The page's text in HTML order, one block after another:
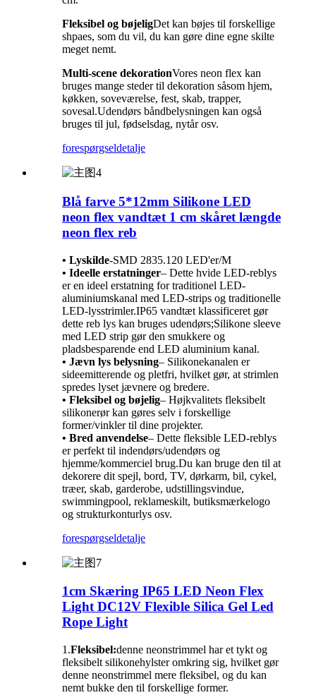
Fleksibel og bøjeligDet kan bøjes til forskellige
shpaes, som du vil, du kan gøre dine egne skilte
meget nemt.
Multi-scene dekorationVores neon flex kan
bruges mange steder til dekoration såsom hjem,
køkken, soveværelse, fest, skab, trapper,
sovesal.Udendørs båndbelysningen kan også
bruges til jul, fødselsdag, nytår osv.
forespørgseldetalje
Blå farve 5*12mm Silikone LED
neon flex vandtæt 1 cm skåret længde
neon flex reb
• Lyskilde-SMD 2835.120 LED'er/M
• Ideelle erstatninger– Dette hvide LED-reblys
er en ideel erstatning for traditionel LED-
aluminiumskanal med LED-strips og traditionelle
LED-lysstrimler.IP65 vandtæt klassificeret gør
dette reb lys kan bruges udendørs;Silikone sleeve
med LED strip gør den smukkere og
pladsbesparende end LED aluminium kanal.
• Jævn lys belysning– Silikonekanalen er
sideemitterende og pletfri, hvilket gør, at strimlen
spredes lyset jævnere og bredere.
• Fleksibel og bøjelig– Højkvalitets fleksibelt
silikonerør kan gøres selv i forskellige
former/vinkler til dine projekter.
• Bred anvendelse– Dette fleksible LED-reblys
er perfekt til indendørs/udendørs og
hjemme/kommerciel brug.Du kan bruge den til at
dekorere dit spejl, bord, TV, dørkarm, bil, cykel,
træer, skab, garderobe, udstillingsvindue,
swimmingpool, reklameskilt, butiksmærkelogo
og strukturkonturlys osv.
forespørgseldetalje
1cm Skæring IP65 LED Neon Flex
Light DC12V Flexible Silica Gel Led
Rope Light
1.Fleksibel:denne neonstrimmel har et tykt og
fleksibelt silikonehylster omkring sig, hvilket gør
denne neonstrimmel mere fleksibel, og du kan
nemt bukke den til forskellige former.